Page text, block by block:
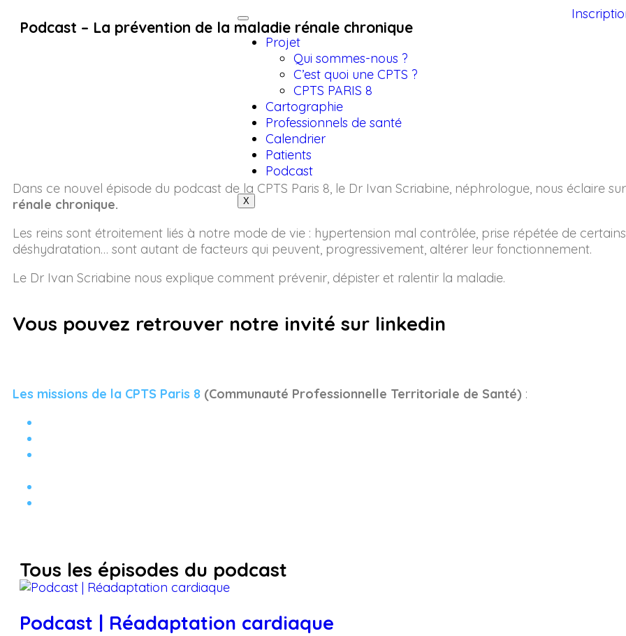
Projet
Qui sommes-nous ?
C’est quoi une CPTS ?
CPTS PARIS 8
Cartographie
Professionnels de santé
Calendrier
Patients
Podcast
X
Podcast – La prévention de la maladie rénale chronique
Dans ce nouvel épisode du podcast de la CPTS Paris 8, le Dr Ivan Scriabine, néphrologue, nous éclaire
rénale chronique.
Les reins sont étroitement liés à notre mode de vie : hypertension mal contrôlée, prise répétée de
déshydratation… sont autant de facteurs qui peuvent, progressivement, altérer leur fonctionnement.
Le Dr Ivan Scriabine nous explique comment prévenir, dépister et ralentir la maladie.
Vous pouvez retrouver notre invité sur linkedin
Les missions de la CPTS Paris 8 (Communauté Professionnelle Territoriale de Santé) :
Tous les épisodes du podcast
Podcast | Réadaptation cardiaque